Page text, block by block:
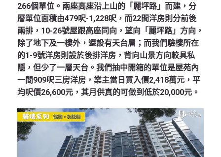
266個單位。兩座高座沿上山的「麗坪路」而建，分
層單位面積由479呎-1,228呎，而22間洋房則分前後
兩排，10-26號屋跟高座同向，望向「麗坪路」方向，
除了地下及一樓外，還設有天台層；而我們驗樓所在
的1-9號洋房則設於後排洋房，背向山景方向較具私
隱，但少了一層天台。我們抽中開箱的單位是屋苑內
一間909呎三房洋房，業主當日買入價2,418萬元，平
均呎價26,600元，其月供真的可做到低於20,000元。